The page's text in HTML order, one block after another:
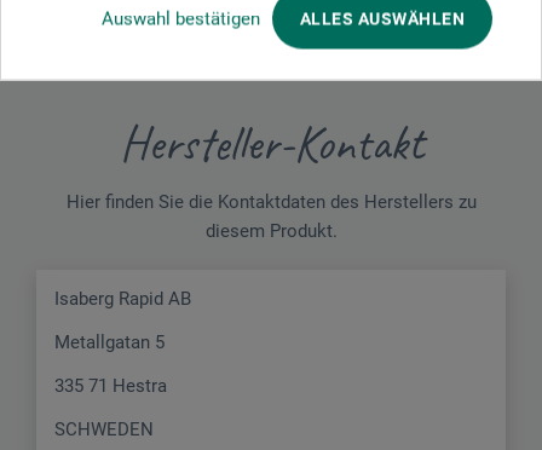
Auswahl bestätigen ALLES AUSWÄHLEN
Hersteller-Kontakt
Hier finden Sie die Kontaktdaten des Herstellers zu
diesem Produkt.
Isaberg Rapid AB
Metallgatan 5
335 71 Hestra
SCHWEDEN